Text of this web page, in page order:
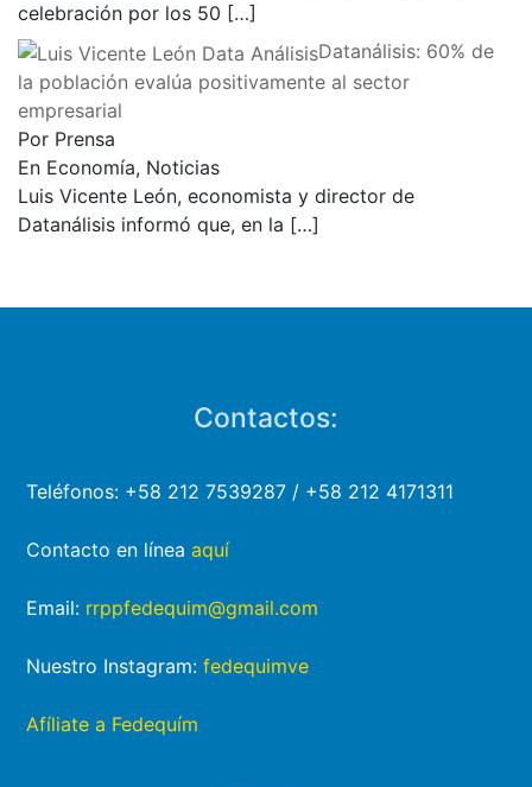
celebración por los 50 […]
Datanálisis: 60% de
la población evalúa positivamente al sector
empresarial
Por Prensa
En Economía, Noticias
Luis Vicente León, economista y director de
Datanálisis informó que, en la […]
Contactos:
Teléfonos: +58 212 7539287 / +58 212 4171311
Contacto en líneaaquí
Email: rrppfedequim@gmail.com
Nuestro Instagram:fedequimve
Afíliate a Fedequím